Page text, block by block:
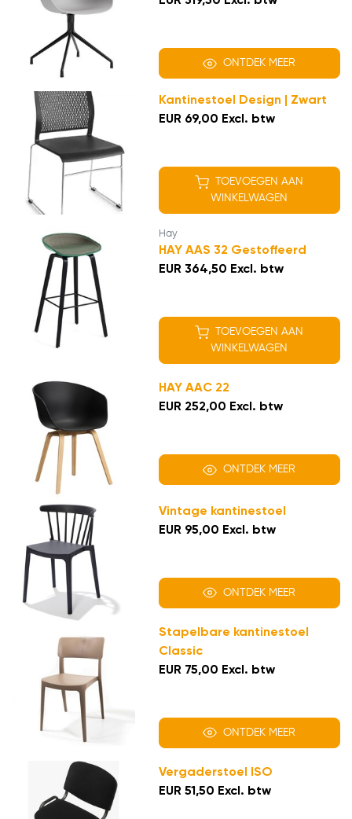
ONTDEK MEER
Kantinestoel Design | Zwart
EUR 69,00 Excl. btw
TOEVOEGEN AAN
WINKELWAGEN
Hay
HAY AAS 32 Gestoffeerd
EUR 364,50 Excl. btw
TOEVOEGEN AAN
WINKELWAGEN
HAY AAC 22
EUR 252,00 Excl. btw
ONTDEK MEER
Vintage kantinestoel
EUR 95,00 Excl. btw
ONTDEK MEER
Stapelbare kantinestoel
Classic
EUR 75,00 Excl. btw
ONTDEK MEER
Vergaderstoel ISO
EUR 51,50 Excl. btw